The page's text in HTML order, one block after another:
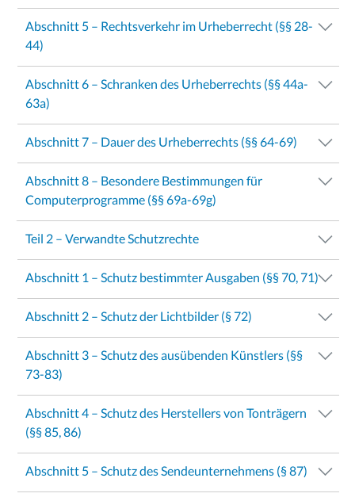
Abschnitt 5 – Rechtsverkehr im Urheberrecht (§§ 28-
44)
Abschnitt 6 – Schranken des Urheberrechts (§§ 44a-
63a)
Abschnitt 7 – Dauer des Urheberrechts (§§ 64-69)
Abschnitt 8 – Besondere Bestimmungen für
Computerprogramme (§§ 69a-69g)
Teil 2 – Verwandte Schutzrechte
Abschnitt 1 – Schutz bestimmter Ausgaben (§§ 70, 71)
Abschnitt 2 – Schutz der Lichtbilder (§ 72)
Abschnitt 3 – Schutz des ausübenden Künstlers (§§
73-83)
Abschnitt 4 – Schutz des Herstellers von Tonträgern
(§§ 85, 86)
Abschnitt 5 – Schutz des Sendeunternehmens (§ 87)